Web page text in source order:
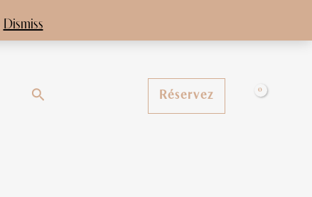
Dismiss
Search Réservez